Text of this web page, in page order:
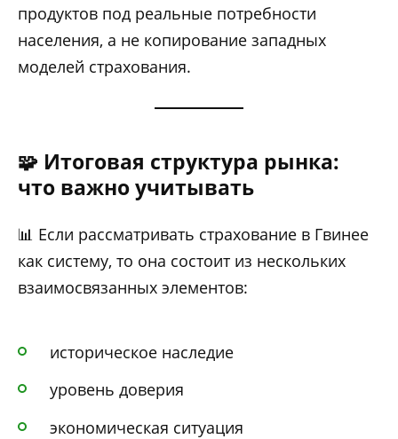
продуктов под реальные потребности
населения, а не копирование западных
моделей страхования.
🧩 Итоговая структура рынка:
что важно учитывать
📊 Если рассматривать страхование в Гвинее
как систему, то она состоит из нескольких
взаимосвязанных элементов:
историческое наследие
уровень доверия
экономическая ситуация